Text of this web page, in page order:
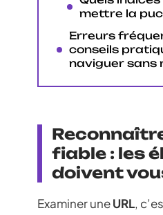
mettre la
Erreurs
conseils
naviguer sans
fiable : les
doivent
Examiner uneURL,